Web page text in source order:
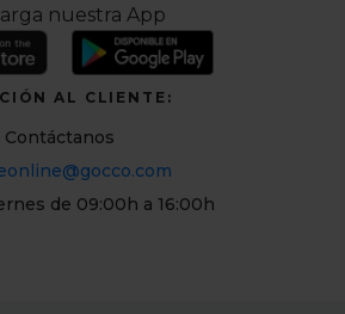
nuestra App
AL CLIENTE:
Contáctanos
de 09:00h a 16:00h